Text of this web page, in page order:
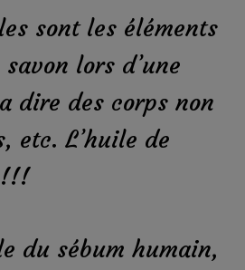
sont les éléments
lors d’une
dire des corps non
etc. L’huile de
!!!
du sébum humain,